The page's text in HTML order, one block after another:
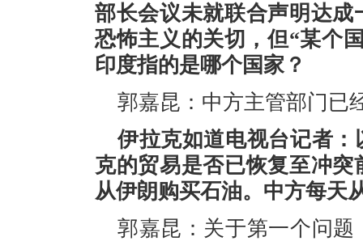
部长会议未就联合声明达
恐怖主义的关切，但“某个
印度指的是哪个国家？
郭嘉昆：中方主管部门已
伊拉克如道电视台记者
克的贸易是否已恢复至冲
从伊朗购买石油。中方每天
郭嘉昆：关于第一个问